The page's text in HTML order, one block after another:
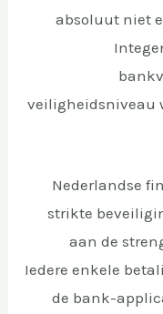
absoluut niet
veiligheidsniveau
Nederlandse
strikte
aan de
Iedere enkele
de bank-